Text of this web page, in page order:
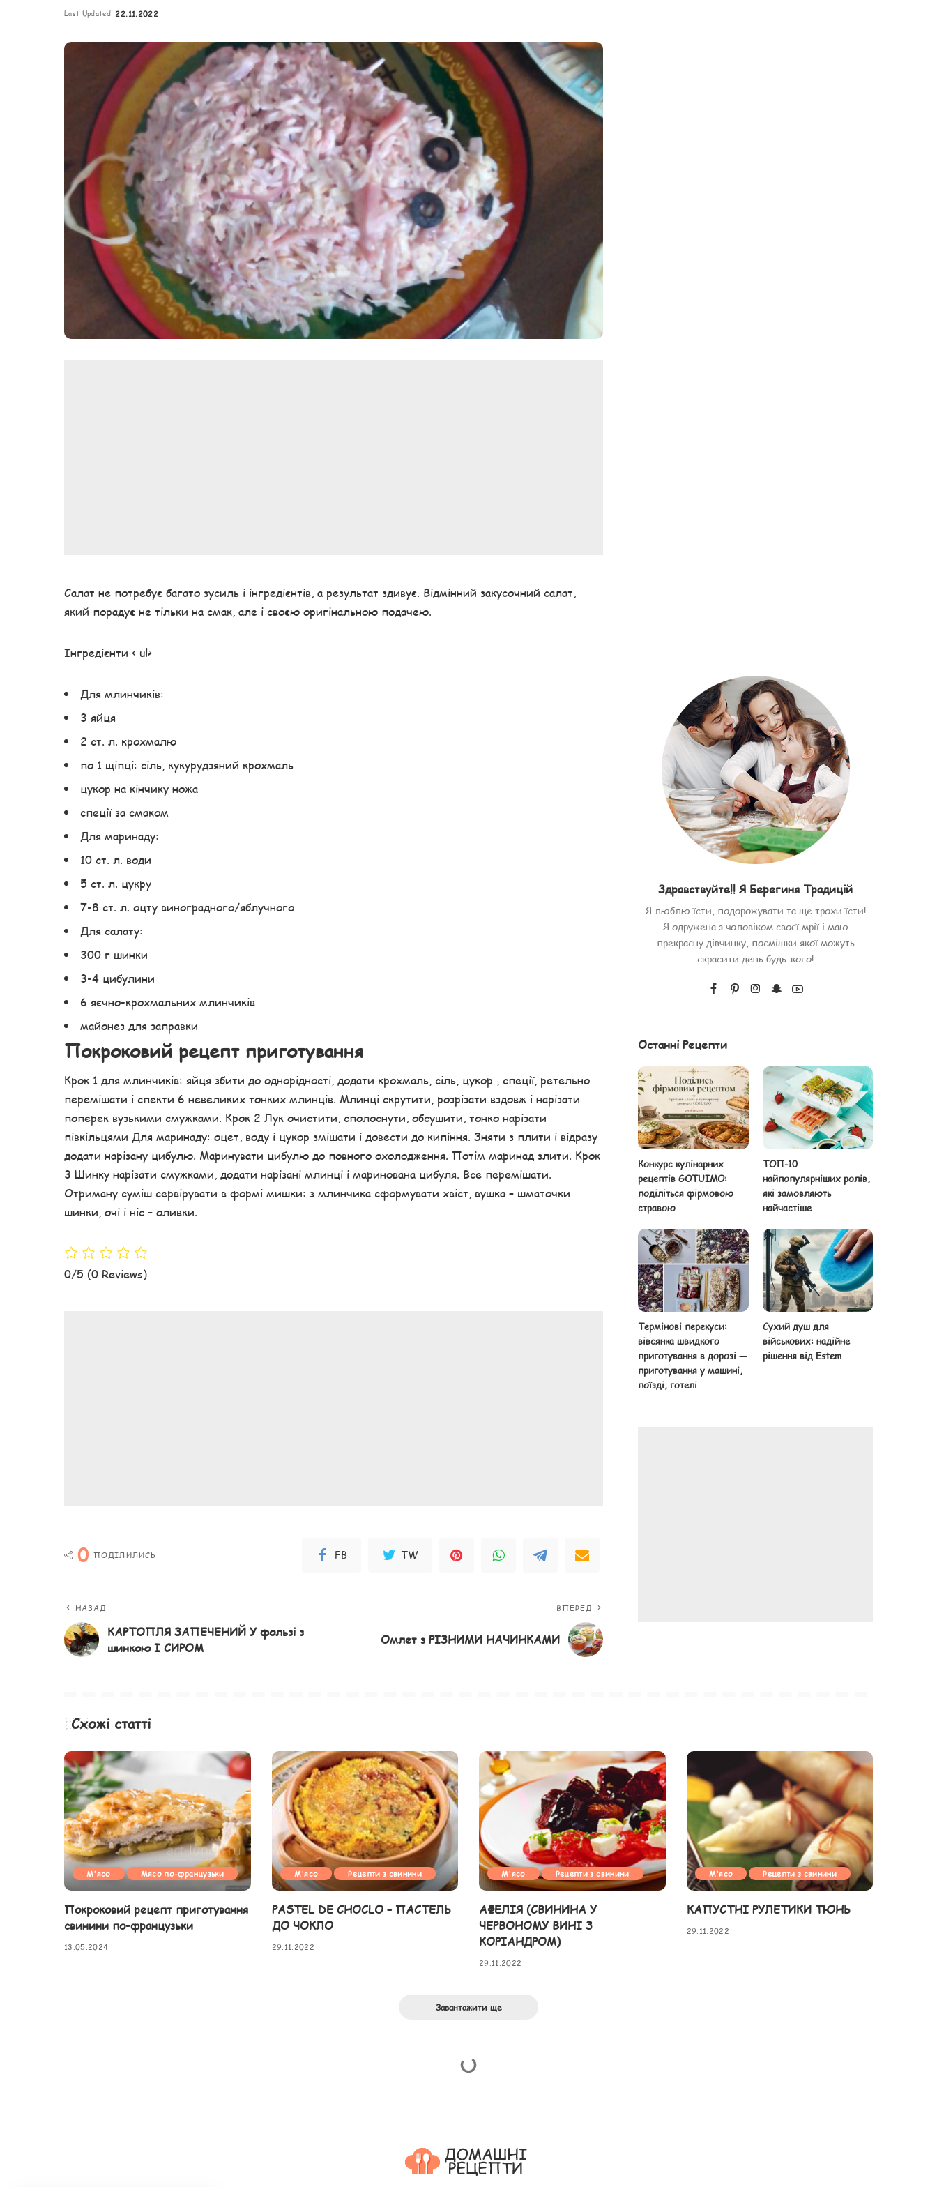
Рецепти із фаршу
Last Updated: 22.11.2022
Салат не потребує багато зусиль і інгредієнтів, а результат здивує. Відмінний закусочний салат,
який порадує не тільки на смак, але і своєю оригінальною подачею.
Інгредієнти < ul>
Для млинчиків:
3 яйця
2 ст. л. крохмалю
по 1 щіпці: сіль, кукурудзяний крохмаль
цукор на кінчику ножа
спеції за смаком
Для маринаду:
10 ст. л. води
5 ст. л. цукру
7-8 ст. л. оцту виноградного/яблучного
Для салату:
300 г шинки
3-4 цибулини
6 яєчно-крохмальних млинчиків
майонез для заправки
Покроковий рецепт приготування
Крок 1 для млинчиків: яйця збити до однорідності, додати крохмаль, сіль, цукор , спеції, ретельно
перемішати і спекти 6 невеликих тонких млинців. Млинці скрутити, розрізати вздовж і нарізати
поперек вузькими смужками. Крок 2 Лук очистити, сполоснути, обсушити, тонко нарізати
півкільцями Для маринаду: оцет, воду і цукор змішати і довести до кипіння. Зняти з плити і відразу
додати нарізану цибулю. Маринувати цибулю до повного охолодження. Потім маринад злити. Крок
3 Шинку нарізати смужками, додати нарізані млинці і маринована цибуля. Все перемішати.
Отриману суміш сервірувати в формі мишки: з млинчика сформувати хвіст, вушка – шматочки
шинки, очі і ніс – оливки.
0/5 (0 Reviews)
0 ПОДІЛИЛИСЬ FB TW
НАЗАД
КАРТОПЛЯ ЗАПЕЧЕНИЙ У фользі з
шинкою І СИРОМ
ВПЕРЕД
Омлет з РІЗНИМИ НАЧИНКАМИ
Здравствуйте!! Я Берегиня Традицій
Я люблю їсти, подорожувати та ще трохи їсти!
Я одружена з чоловіком своєї мрії і маю
прекрасну дівчинку, посмішки якої можуть
скрасити день будь-кого!
Останні Рецепти
Конкурс кулінарних
рецептів GOTUIMO:
поділіться фірмовою
стравою
ТОП-10
найпопулярніших ролів,
які замовляють
найчастіше
Термінові перекуси:
вівсянка швидкого
приготування в дорозі —
приготування у машині,
поїзді, готелі
Сухий душ для
військових: надійне
рішення від Estem
Схожі статті
М'ясо Мясо по-французьки
Покроковий рецепт приготування
свинини по-французьки
13.05.2024
М'ясо Рецепти з свинини
PASTEL DE CHOCLO – ПАСТЕЛЬ
ДО ЧОКЛО
29.11.2022
М'ясо Рецепти з свинини
АФЕЛІЯ (СВИНИНА У
ЧЕРВОНОМУ ВИНІ З
КОРІАНДРОМ)
29.11.2022
М'ясо Рецепти з свинини
КАПУСТНІ РУЛЕТИКИ ТЮНЬ
29.11.2022
Завантажити ще